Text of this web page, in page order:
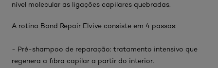
nível molecular as ligações capilares quebradas.
A rotina Bond Repair Elvive consiste em 4 passos:
- Pré-shampoo de reparação: tratamento intensivo que
regenera a fibra capilar a partir do interior.